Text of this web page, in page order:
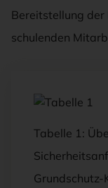
Bereitstellung der
schulenden
Tabelle 1:
Grundschutz-